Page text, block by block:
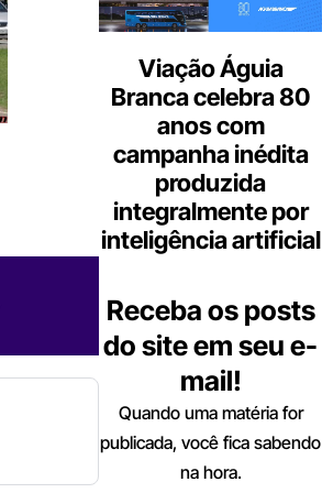
Viação Águia
Branca celebra 80
anos com
campanha inédita
produzida
integralmente por
inteligência artificial
Receba os posts
do site em seu e-
mail!
Quando uma matéria for
publicada, você fica sabendo
na hora.